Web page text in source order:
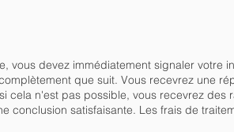
devez immédiatement signaler votre
que suit. Vous recevrez une
cela n'est pas possible, vous recevrez des
conclusion satisfaisante. Les frais de